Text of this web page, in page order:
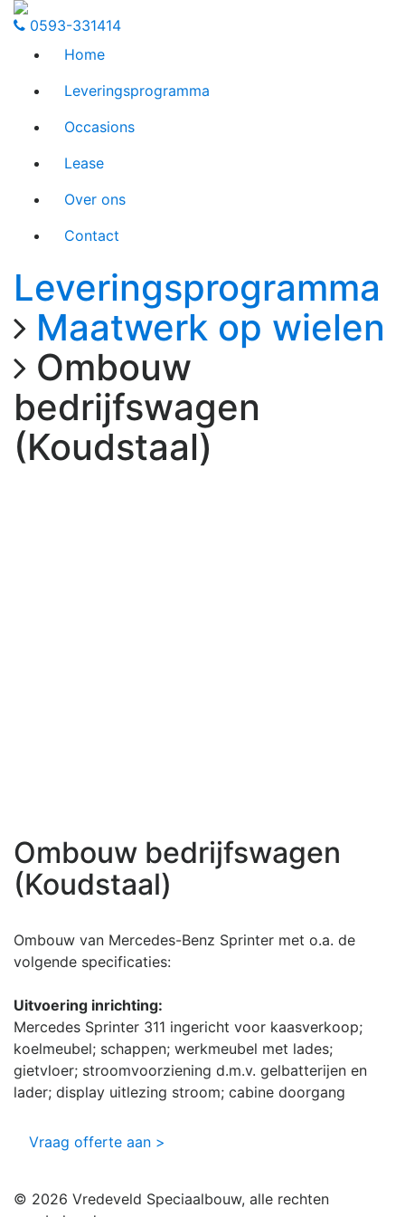
0593-331414
Home
Leveringsprogramma
Occasions
Lease
Over ons
Contact
Leveringsprogramma
Maatwerk op wielen
Ombouw
bedrijfswagen
(Koudstaal)
Ombouw bedrijfswagen
(Koudstaal)
Ombouw van Mercedes-Benz Sprinter met o.a. de
volgende specificaties:
Uitvoering inrichting:
Mercedes Sprinter 311 ingericht voor kaasverkoop;
koelmeubel; schappen; werkmeubel met lades;
gietvloer; stroomvoorziening d.m.v. gelbatterijen en
lader; display uitlezing stroom; cabine doorgang
Vraag offerte aan >
© 2026 Vredeveld Speciaalbouw, alle rechten